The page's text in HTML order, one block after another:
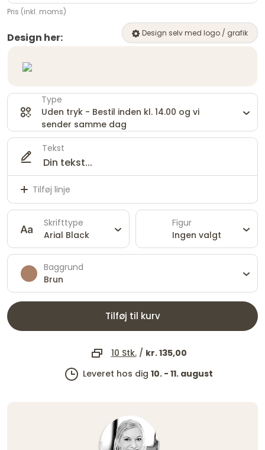
Pris (inkl. moms)
Design her: Design selv med logo / grafik
Type
Uden tryk - Bestil inden kl. 14.00 og vi
sender samme dag
Tekst
Tilføj linje
Skrifttype
Arial Black
Figur
Ingen valgt
Baggrund
Brun
Tilføj til kurv
10 Stk./ kr. 135,00
Leveret hos dig 10. - 11. august